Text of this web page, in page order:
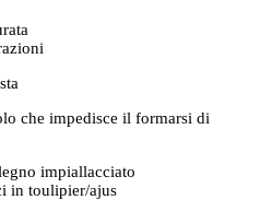
che impedisce il formarsi di
impiallacciato
in toulipier/ajus